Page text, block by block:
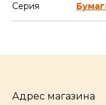
Серия
Адрес магазина